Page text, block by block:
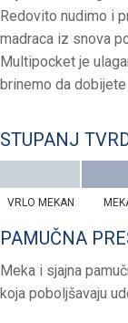
Redovito nudimo i
madraca iz snova
Multipocket je
brinemo da
STUPANJ
VRLO MEKAN
PAMUČNA
Meka i sjajna
koja poboljšavaju